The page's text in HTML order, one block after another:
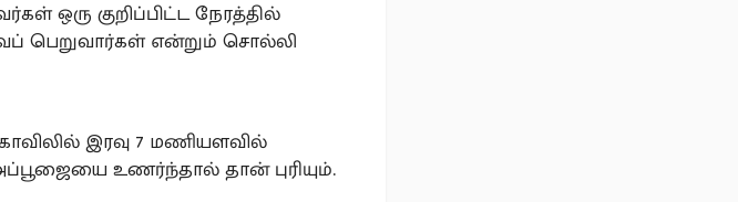
ஒரு குறிப்பிட்ட நேரத்தில்
பெறுவார்கள் என்றும் சொல்லி
இரவு 7 மணியளவில்
உணர்ந்தால் தான் புரியும்.